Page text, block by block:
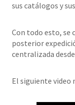
sus catálogos y
Con todo esto, se
posterior
centralizada
El siguiente video